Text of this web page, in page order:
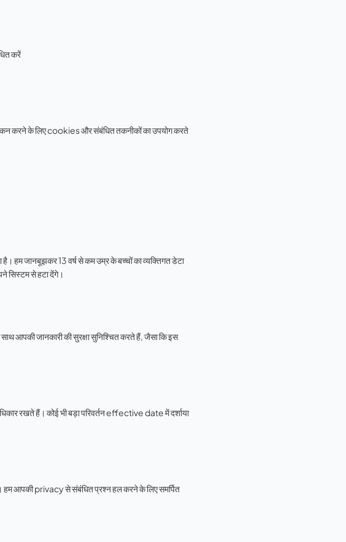
करें
के लिए cookies और संबंधित तकनीकों का उपयोग करते
जानबूझकर 13 वर्ष से कम उम्र के बच्चों का व्यक्तिगत डेटा
सिस्टम से हटा देंगे।
आपकी जानकारी की सुरक्षा सुनिश्चित करते हैं, जैसा कि इस
रखते हैं। कोई भी बड़ा परिवर्तन effective date में दर्शाया
हम आपकी privacy से संबंधित प्रश्न हल करने के लिए समर्पित